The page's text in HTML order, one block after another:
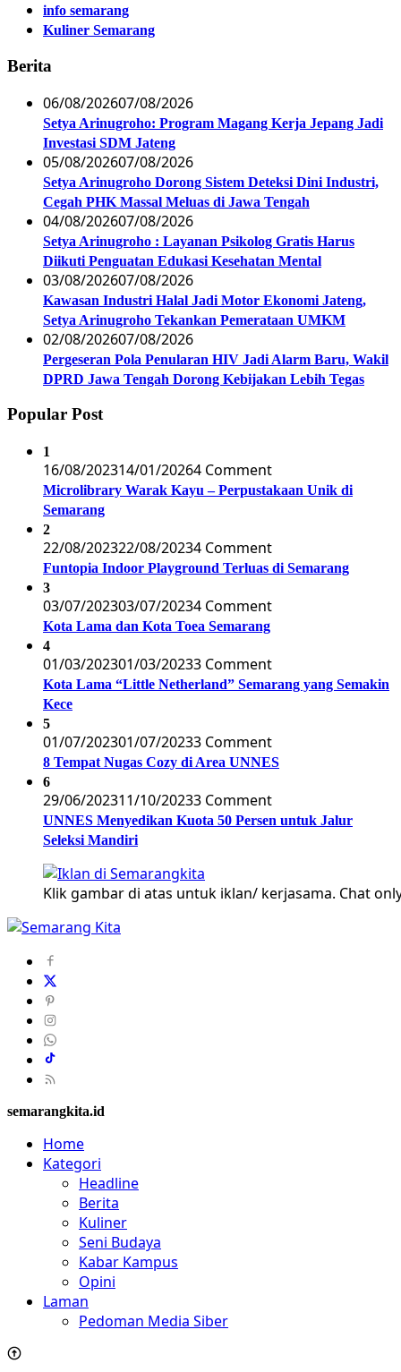
info semarang
Kuliner Semarang
Berita
06/08/202607/08/2026
Setya Arinugroho: Program Magang Kerja Jepang Jadi
Investasi SDM Jateng
05/08/202607/08/2026
Setya Arinugroho Dorong Sistem Deteksi Dini Industri,
Cegah PHK Massal Meluas di Jawa Tengah
04/08/202607/08/2026
Setya Arinugroho : Layanan Psikolog Gratis Harus
Diikuti Penguatan Edukasi Kesehatan Mental
03/08/202607/08/2026
Kawasan Industri Halal Jadi Motor Ekonomi Jateng,
Setya Arinugroho Tekankan Pemerataan UMKM
02/08/202607/08/2026
Pergeseran Pola Penularan HIV Jadi Alarm Baru, Wakil
DPRD Jawa Tengah Dorong Kebijakan Lebih Tegas
Popular Post
1
16/08/202314/01/20264 Comment
Microlibrary Warak Kayu – Perpustakaan Unik di
Semarang
2
22/08/202322/08/20234 Comment
Funtopia Indoor Playground Terluas di Semarang
3
03/07/202303/07/20234 Comment
Kota Lama dan Kota Toea Semarang
4
01/03/202301/03/20233 Comment
Kota Lama “Little Netherland” Semarang yang Semakin
Kece
5
01/07/202301/07/20233 Comment
8 Tempat Nugas Cozy di Area UNNES
6
29/06/202311/10/20233 Comment
UNNES Menyedikan Kuota 50 Persen untuk Jalur
Seleksi Mandiri
Klik gambar di atas untuk iklan/ kerjasama. Chat
semarangkita.id
Home
Kategori
Headline
Berita
Kuliner
Seni Budaya
Kabar Kampus
Opini
Laman
Pedoman Media Siber